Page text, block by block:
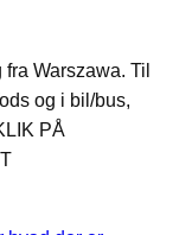
Warszawa. Til
og i bil/bus,
PÅ